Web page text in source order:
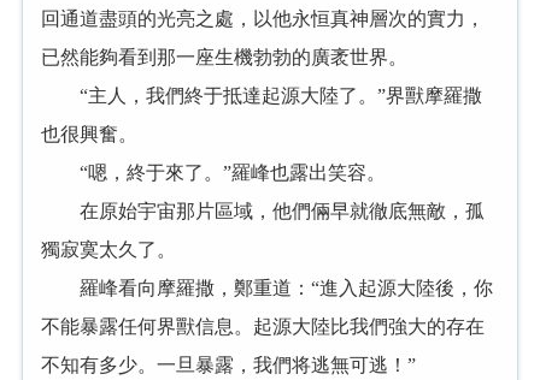
回通道盡頭的光亮之處，以他永恒真神層次的實力，
已然能夠看到那一座生機勃勃的廣袤世界。
“主人，我們終于抵達起源大陸了。”界獸摩羅撒
也很興奮。
“嗯，終于來了。”羅峰也露出笑容。
在原始宇宙那片區域，他們倆早就徹底無敵，孤
獨寂寞太久了。
羅峰看向摩羅撒，鄭重道：“進入起源大陸後，你
不能暴露任何界獸信息。起源大陸比我們強大的存在
不知有多少。一旦暴露，我們将逃無可逃！”